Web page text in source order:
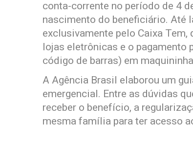
conta-corrente no período de 4
nascimento do beneficiário. Até
exclusivamente pelo Caixa
lojas eletrônicas e o pagamento
código de barras) em
A Agência Brasil elaborou um
emergencial. Entre as dúvidas
receber o benefício, a
mesma família para ter acesso